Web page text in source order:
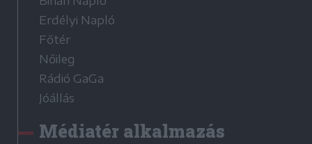
Erdélyi Napló
Főtér
Nőileg
Rádió GaGa
Jóállás
Médiatér alkalmazás